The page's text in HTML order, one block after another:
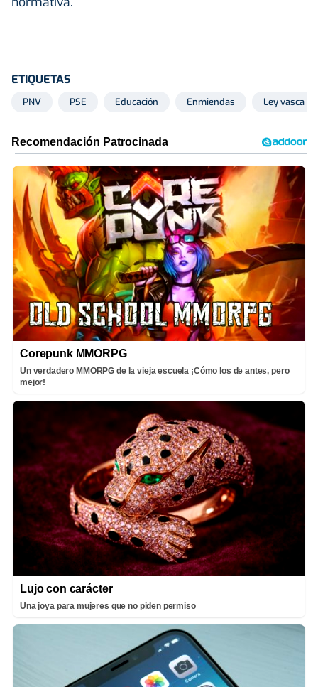
ETIQUETAS
PNV PSE Educación Enmiendas Ley vasca
Corepunk MMORPG
Un verdadero MMORPG de la vieja escuela ¡Cómo los de antes, pero
mejor!
Lujo con carácter
Una joya para mujeres que no piden permiso